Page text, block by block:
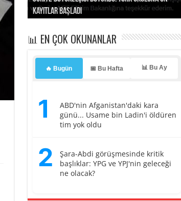
kayıtlar başladı
basıldı, kabus yaşatıldı!
siviller hedef oldu!
“Operasyonu başlatıyoruz”
işgali
📊 EN ÇOK OKUNANLAR
🔥 Bugün 📅 Bu Hafta 📊 Bu Ay
1
ABD'nin Afganistan'daki kara
günü... Usame bin Ladin'i öldüren
tim yok oldu
2
Şara-Abdi görüşmesinde kritik
başlıklar: YPG ve YPJ'nin geleceği
ne olacak?